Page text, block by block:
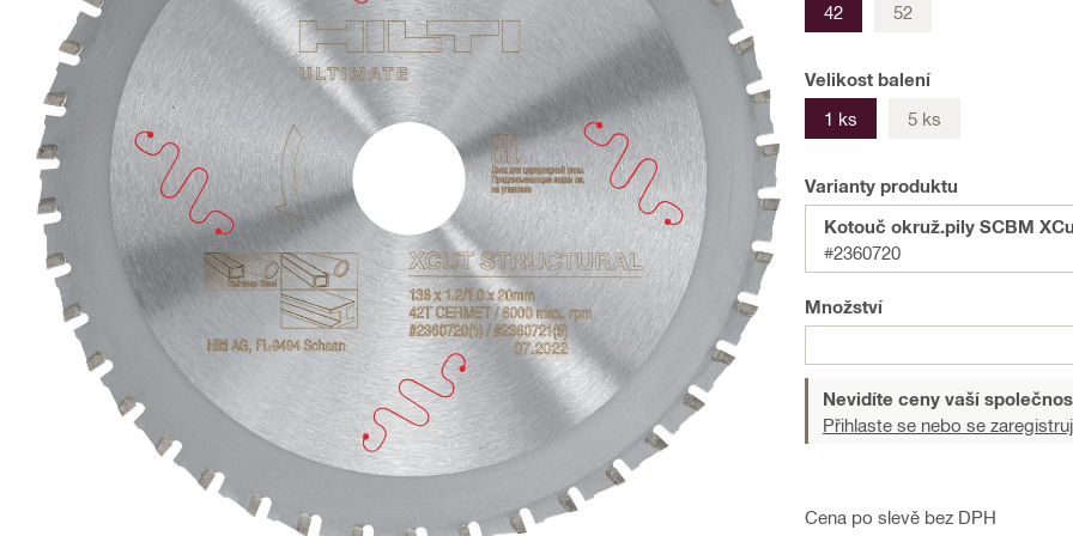
42 52
Velikost balení
1 ks
5 ks
Varianty produktu
Kotouč okruž.pily SCBM
#2360720
Množství
Nevidíte ceny vaší
Přihlaste se nebo se
Cena po slevě bez DPH